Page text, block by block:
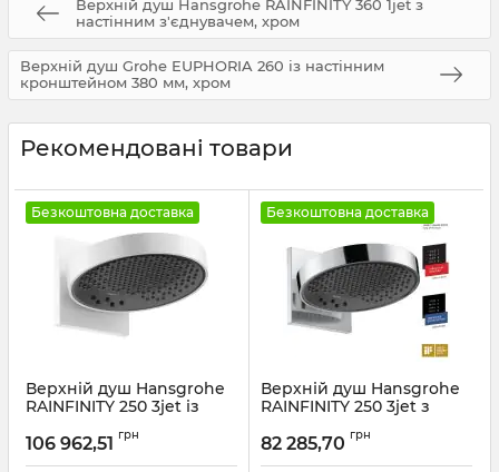
Верхній душ Hansgrohe RAINFINITY 360 1jet з
настінним з'єднувачем, хром
Верхній душ Grohe EUPHORIA 260 із настінним
кронштейном 380 мм, хром
Рекомендовані товари
Безкоштовна доставка
Верхній душ Hansgrohe
RAINFINITY 250 3jet із
білий матовий
Артикул:26232700
106 962,51 грн
Безкоштовна доставка
Верхній душ Hansgrohe
RAINFINITY 250 3jet з
хром
Артикул:26232000
82 285,70 грн